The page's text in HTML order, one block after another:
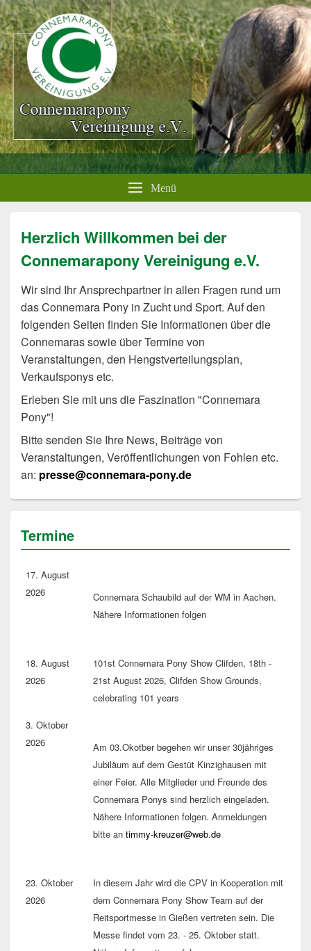
Menü
Herzlich Willkommen bei der
Connemarapony Vereinigung e.V.
Wir sind Ihr Ansprechpartner in allen Fragen rund um
das Connemara Pony in Zucht und Sport. Auf den
folgenden Seiten finden Sie Informationen über die
Connemaras sowie über Termine von
Veranstaltungen, den Hengstverteilungsplan,
Verkaufsponys etc.
Erleben Sie mit uns die Faszination "Connemara
Pony"!
Bitte senden Sie Ihre News, Beiträge von
Veranstaltungen, Veröffentlichungen von Fohlen etc.
an: presse@connemara-pony.de
Termine
17. August
2026
Connemara Schaubild auf der WM in Aachen.
Nähere Informationen folgen
18. August
2026
101st Connemara Pony Show Clifden, 18th -
21st August 2026, Clifden Show Grounds,
celebrating 101 years
3. Oktober
2026
Am 03.Okotber begehen wir unser 30jähriges
Jubiläum auf dem Gestüt Kinzighausen mit
einer Feier. Alle Mitglieder und Freunde des
Connemara Ponys sind herzlich eingeladen.
Nähere Informationen folgen. Anmeldungen
bitte an timmy-kreuzer@web.de
23. Oktober
2026
In diesem Jahr wird die CPV in Kooperation mit
dem Connemara Pony Show Team auf der
Reitsportmesse in Gießen vertreten sein. Die
Messe findet vom 23. - 25. Oktober statt.